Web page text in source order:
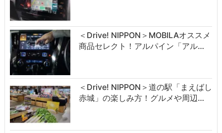
＜Drive! NIPPON＞MOBILAオススメ
商品セレクト！アルパイン「アル…
＜Drive! NIPPON＞道の駅「まえばし
赤城」の楽しみ方！グルメや周辺…